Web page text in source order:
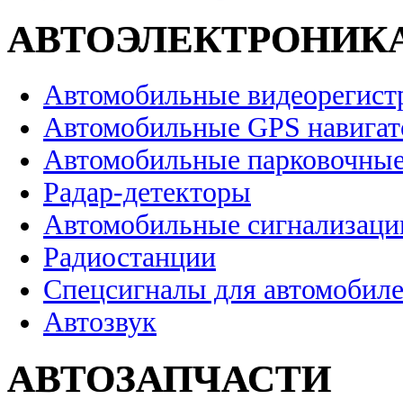
Автомобильные
Автомобильные GPS
Автомобильные
Радар-детекторы
Автомобильные
Радиостанции
Спецсигналы для
Автозвук
АВТОЗАПЧАСТИ